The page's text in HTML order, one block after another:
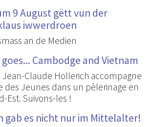
9 August gëtt vun der
iwwerdroen
an de Medien
Cambodge and Vietnam
Jean-Claude Hollerich accompagne
des Jeunes dans un pèlerinage en
Est. Suivons-les !
gab es nicht nur im Mittelalter!